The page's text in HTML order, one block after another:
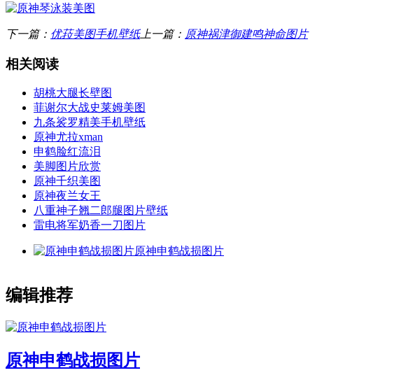
下一篇： 优菈美图手机壁纸上一篇： 原神祸津御建鸣神命图片
相关阅读
胡桃大腿长壁图
菲谢尔大战史莱姆美图
九条裟罗精美手机壁纸
原神尤拉xman
申鹤脸红流泪
美脚图片欣赏
原神千织美图
原神夜兰女王
八重神子翘二郎腿图片壁纸
雷电将军奶香一刀图片
原神申鹤战损图片
编辑推荐
原神申鹤战损图片